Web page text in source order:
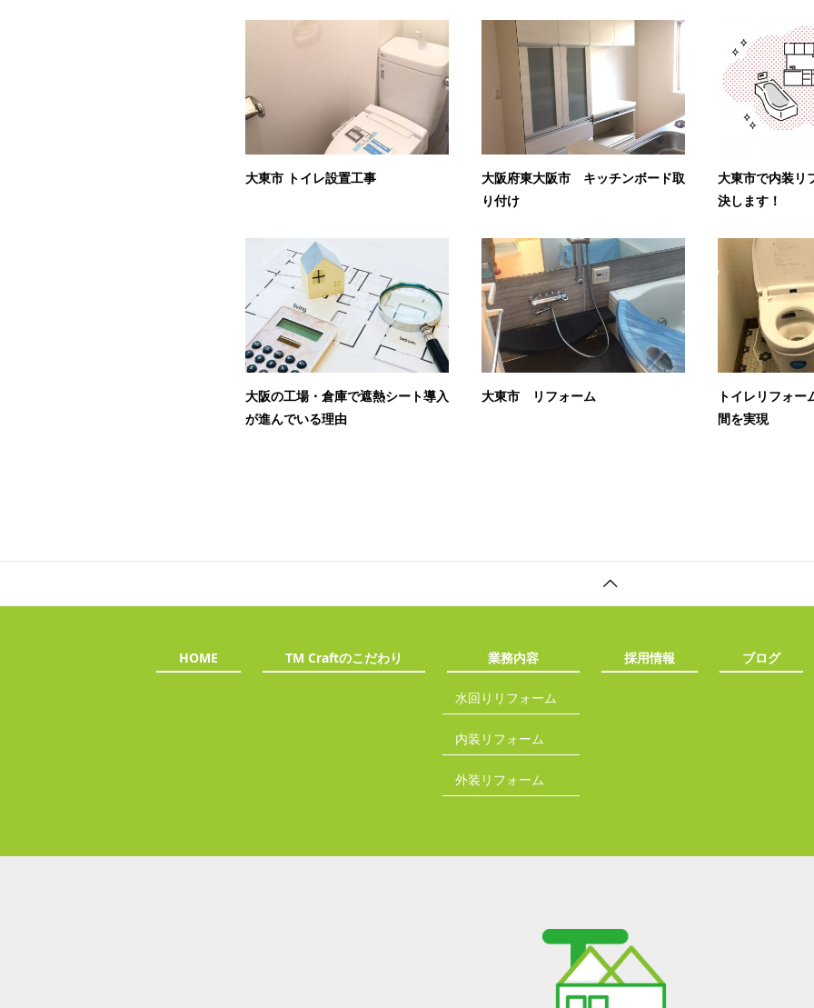
大東市 トイレ設置工事
大阪府東大阪市 キッチンボード取
り付け
大東市で内装リ
決します！
大阪の工場・倉庫で遮熱シート導入
が進んでいる理由
大東市 リフォーム
トイレリフォー
間を実現
HOME TM Craftのこだわり 業務内容
水回りリフォーム
内装リフォーム
外装リフォーム
採用情報 ブログ